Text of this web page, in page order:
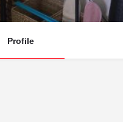
Profile